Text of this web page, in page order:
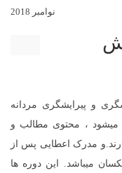
نوامبر 2018
و پیرایشگری مردانه
میشود ، محتوی مطالب و
مدرک اعطایی پس از
میباشد. این دوره ها